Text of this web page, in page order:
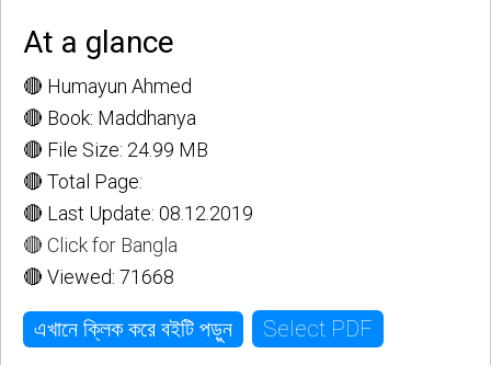
At a glance
🔴 Humayun Ahmed
🔴 Book: Maddhanya
🔴 File Size: 24.99 MB
🔴 Total Page:
🔴 Last Update: 08.12.2019
🔴 Click for Bangla
🔴 Viewed: 71668
এখানে ক্লিক করে বইটি পড়ুন Select PDF